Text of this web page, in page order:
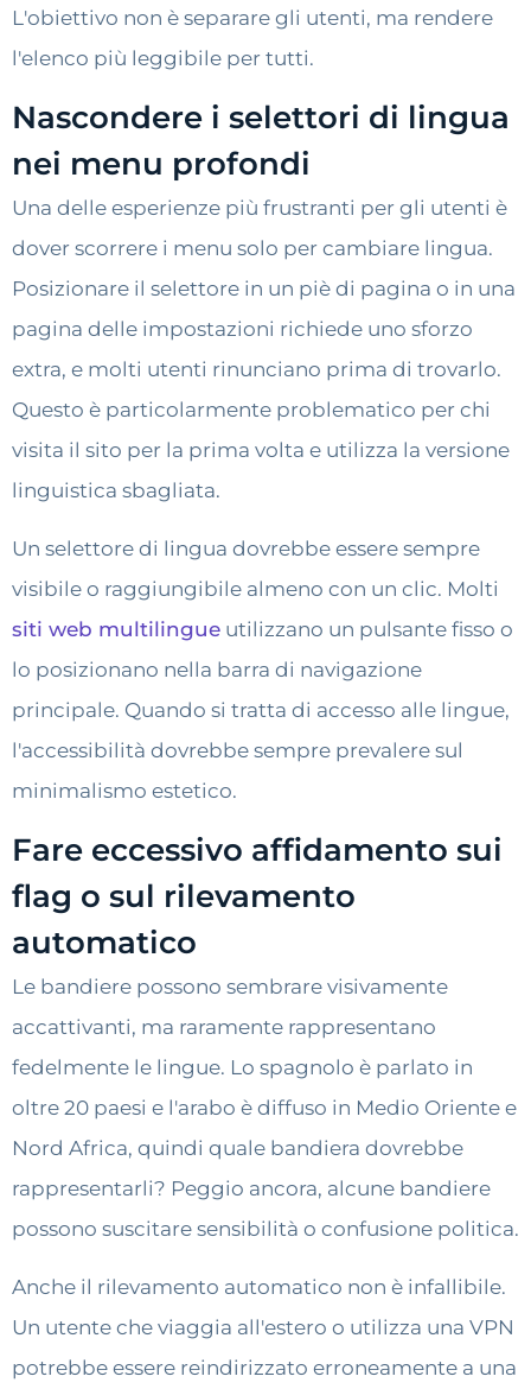
L'obiettivo non è separare gli utenti, ma rendere
l'elenco più leggibile per tutti.
Nascondere i selettori di lingua
nei menu profondi
Una delle esperienze più frustranti per gli utenti è
dover scorrere i menu solo per cambiare lingua.
Posizionare il selettore in un piè di pagina o in una
pagina delle impostazioni richiede uno sforzo
extra, e molti utenti rinunciano prima di trovarlo.
Questo è particolarmente problematico per chi
visita il sito per la prima volta e utilizza la versione
linguistica sbagliata.
Un selettore di lingua dovrebbe essere sempre
visibile o raggiungibile almeno con un clic. Molti
siti web multilingue utilizzano un pulsante fisso o
lo posizionano nella barra di navigazione
principale. Quando si tratta di accesso alle lingue,
l'accessibilità dovrebbe sempre prevalere sul
minimalismo estetico.
Fare eccessivo affidamento sui
flag o sul rilevamento
automatico
Le bandiere possono sembrare visivamente
accattivanti, ma raramente rappresentano
fedelmente le lingue. Lo spagnolo è parlato in
oltre 20 paesi e l'arabo è diffuso in Medio Oriente e
Nord Africa, quindi quale bandiera dovrebbe
rappresentarli? Peggio ancora, alcune bandiere
possono suscitare sensibilità o confusione politica.
Anche il rilevamento automatico non è infallibile.
Un utente che viaggia all'estero o utilizza una VPN
potrebbe essere reindirizzato erroneamente a una